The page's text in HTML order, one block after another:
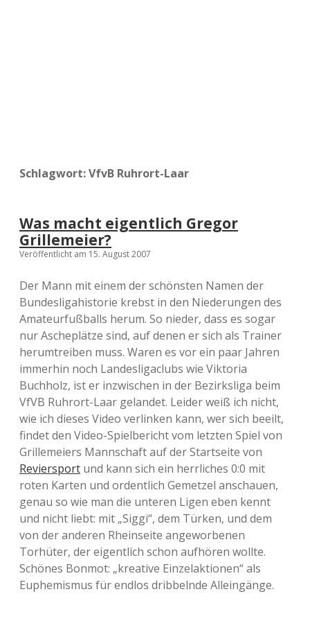
Schlagwort:VfvB Ruhrort-Laar
Was macht eigentlich Gregor
Grillemeier?
Veröffentlicht am 15. August 2007
Der Mann mit einem der schönsten Namen der
Bundesligahistorie krebst in den Niederungen des
Amateurfußballs herum. So nieder, dass es sogar
nur Ascheplätze sind, auf denen er sich als Trainer
herumtreiben muss. Waren es vor ein paar Jahren
immerhin noch Landesligaclubs wie Viktoria
Buchholz, ist er inzwischen in der Bezirksliga beim
VfVB Ruhrort-Laar gelandet. Leider weiß ich nicht,
wie ich dieses Video verlinken kann, wer sich beeilt,
findet den Video-Spielbericht vom letzten Spiel von
Grillemeiers Mannschaft auf der Startseite von
Reviersport und kann sich ein herrliches 0:0 mit
roten Karten und ordentlich Gemetzel anschauen,
genau so wie man die unteren Ligen eben kennt
und nicht liebt: mit „Siggi“, dem Türken, und dem
von der anderen Rheinseite angeworbenen
Torhüter, der eigentlich schon aufhören wollte.
Schönes Bonmot: „kreative Einzelaktionen“ als
Euphemismus für endlos dribbelnde Alleingänge.